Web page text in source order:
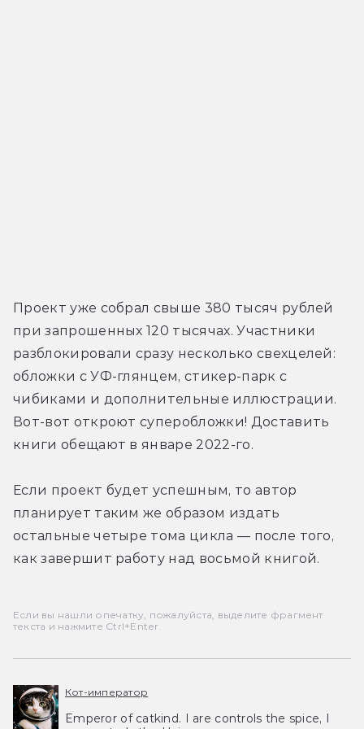
Проект уже собрал свыше 380 тысяч рублей
при запрошенных 120 тысячах. Участники
разблокировали сразу несколько свехцелей:
обложки с УФ-глянцем, стикер-парк с
чибиками и дополнительные иллюстрации.
Вот-вот откроют суперобложки! Доставить
книги обещают в январе 2022-го.
Если проект будет успешным, то автор
планирует таким же образом издать
остальные четыре тома цикла — после того,
как завершит работу над восьмой книгой.
Если вы нашли опечатку, пожалуйста, выделите фрагмент
текста и нажмите Ctrl+Enter.
Кот-император
Emperor of catkind. I are controls the spice, I